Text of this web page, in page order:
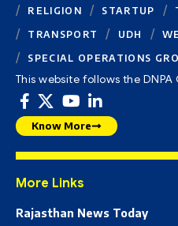
RELIGION
STARTUP
TRANSPORT
UDH
SPECIAL OPERATIONS
This website follows the DNPA
Know More
More Links
Rajasthan News Today